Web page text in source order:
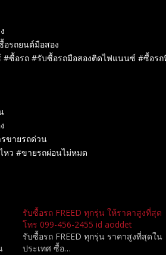
รถยนต์มือสอง
ซื้อรถ #รับซื้อรถมือสองติดไฟแนนซ์ #ซื้อรถ
ขายรถด่วน
ว #ขายรถผ่อนไม่หมด
รับซื้อรถ FREED ทุกรุ่น ให้ราคาสูงที่สุด
โทร 099-456-2455 id aoddet
รับซื้อรถ FREED ทุกรุ่น ราคาสูงที่สุดใน
ประเทศ ซื้อ…